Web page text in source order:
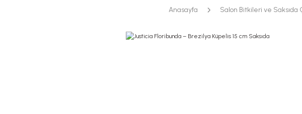
Anasayfa Salon Bitkileri ve Saksıda